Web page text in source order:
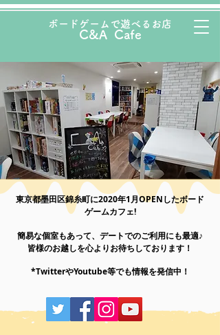
ボード ゲームで遊べるお店
C&A Cafe
東京都墨田区錦糸町に2020年1月OPENしたボード
ゲームカフェ!
簡易な個室もあって、デートでのご利用にも最適♪
皆様のお越しを心よりお待ちしております！
*TwitterやYoutube等でも情報を発信中！